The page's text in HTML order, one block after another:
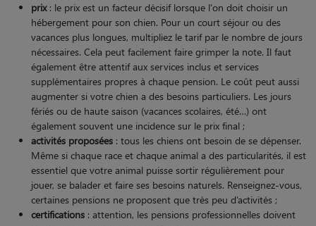
prix: le prix est un facteur décisif lorsque l'on doit choisir un
hébergement pour son chien. Pour un court séjour ou des
vacances plus longues, multipliez le tarif par le nombre de jours
nécessaires. Cela peut facilement faire grimper la note. Il faut
également être attentif aux services inclus et services
supplémentaires propres à chaque pension. Le coût peut aussi
augmenter si votre chien a des besoins particuliers. Les jours
fériés ou de haute saison (vacances scolaires, été…) ont
également souvent une incidence sur le prix final ;
activités proposées : tous les chiens ont besoin de se dépenser.
Même si chaque race et chaque animal a des particularités, il est
essentiel que votre animal puisse sortir régulièrement pour
jouer, se balader et faire ses besoins naturels. Renseignez-vous,
certaines pensions ne proposent que très peu d’activités ;
certifications : attention, les pensions professionnelles doivent